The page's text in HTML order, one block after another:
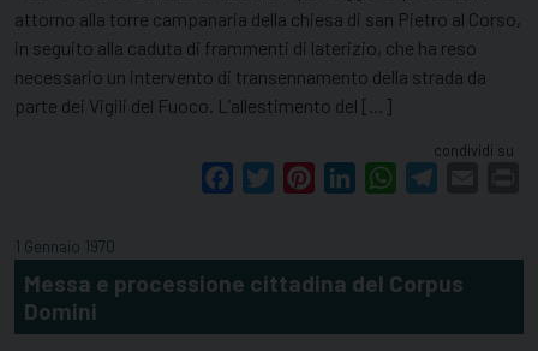
attorno alla torre campanaria della chiesa di san Pietro al Corso,
in seguito alla caduta di frammenti di laterizio, che ha reso
necessario un intervento di transennamento della strada da
parte dei Vigili del Fuoco. L’allestimento del […]
condividi su
FacebookTwitterPinterestLinkedInWhatsApp
1 Gennaio 1970
Messa e processione cittadina del Corpus
Domini